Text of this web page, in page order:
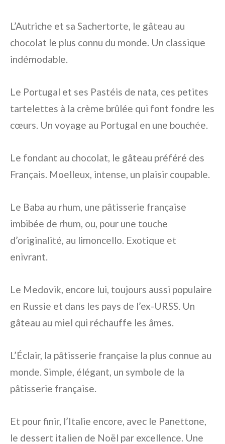
L’Autriche et sa Sachertorte, le gâteau au
chocolat le plus connu du monde. Un classique
indémodable.
Le Portugal et ses Pastéis de nata, ces petites
tartelettes à la crème brûlée qui font fondre les
cœurs. Un voyage au Portugal en une bouchée.
Le fondant au chocolat, le gâteau préféré des
Français. Moelleux, intense, un plaisir coupable.
Le Baba au rhum, une pâtisserie française
imbibée de rhum, ou, pour une touche
d’originalité, au limoncello. Exotique et
enivrant.
Le Medovik, encore lui, toujours aussi populaire
en Russie et dans les pays de l’ex-URSS. Un
gâteau au miel qui réchauffe les âmes.
L’Éclair, la pâtisserie française la plus connue au
monde. Simple, élégant, un symbole de la
pâtisserie française.
Et pour finir, l’Italie encore, avec le Panettone,
le dessert italien de Noël par excellence. Une